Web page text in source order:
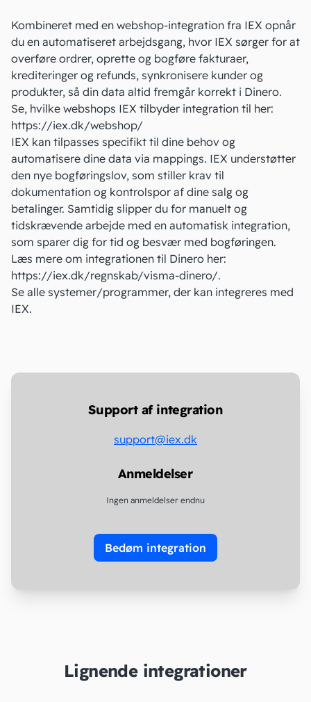
Kombineret med en webshop-integration fra IEX opnår
du en automatiseret arbejdsgang, hvor IEX sørger for at
overføre ordrer, oprette og bogføre fakturaer,
krediteringer og refunds, synkronisere kunder og
produkter, så din data altid fremgår korrekt i Dinero.
Se, hvilke webshops IEX tilbyder integration til her:
https://iex.dk/webshop/
IEX kan tilpasses specifikt til dine behov og
automatisere dine data via mappings. IEX understøtter
den nye bogføringslov, som stiller krav til
dokumentation og kontrolspor af dine salg og
betalinger. Samtidig slipper du for manuelt og
tidskrævende arbejde med en automatisk integration,
som sparer dig for tid og besvær med bogføringen.
Læs mere om integrationen til Dinero her:
https://iex.dk/regnskab/visma-dinero/.
Se alle systemer/programmer, der kan integreres med
IEX.
Support af integration
support@iex.dk
Anmeldelser
Ingen anmeldelser endnu
Bedøm integration
Lignende integrationer